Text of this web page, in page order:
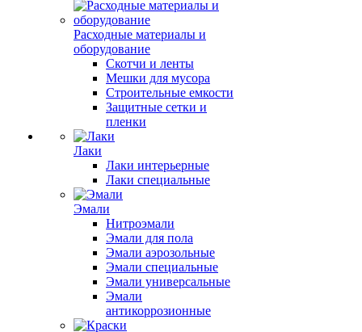
Расходные материалы и
оборудование
Скотчи и ленты
Мешки для мусора
Строительные емкости
Защитные сетки и
пленки
Лаки
Лаки интерьерные
Лаки специальные
Эмали
Нитроэмали
Эмали для пола
Эмали аэрозольные
Эмали специальные
Эмали универсальные
Эмали
антикоррозионные